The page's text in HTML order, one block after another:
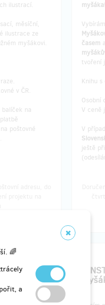
🌈
a
ilustrací.
měsíční,
ilustrace ze
myšákovi.
v ČR.
balíček na
na poštovné
myšáka!
časem
tvoření
Knihu s
Osobní
V ceně
V
ještě
268
+
(2 knihy)